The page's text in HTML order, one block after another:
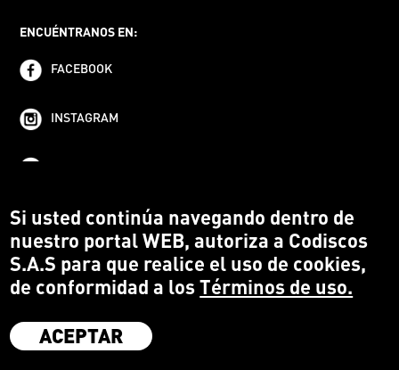
ENCUÉNTRANOS EN:
FACEBOOK
INSTAGRAM
Codiscos S.A.S
Si usted continúa navegando dentro de
nuestro portal WEB, autoriza a Codiscos
S.A.S para que realice el uso de cookies,
de conformidad a losTérminos de uso.
ACEPTAR